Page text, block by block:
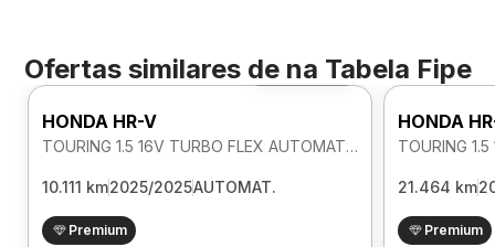
Ofertas similares de na Tabela Fipe
Foto 360º
HONDA HR-V
TOURING 1.5 16V TURBO FLEX AUTOMATICO
10.111 km2025/2025AUTOMAT.
Premium
HONDA
21.464 km
Premium